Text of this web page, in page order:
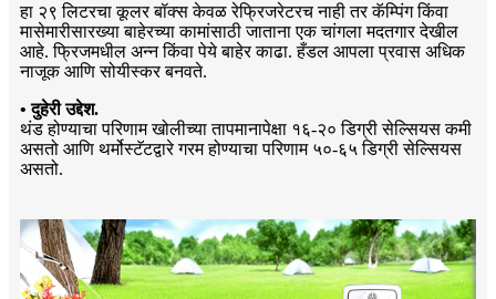
हा २९ लिटरचा कूलर बॉक्स केवळ रेफ्रिजरेटरच नाही तर कॅम्पिंग किंवा
मासेमारीसारख्या बाहेरच्या कामांसाठी जाताना एक चांगला मदतगार देखील
आहे. फ्रिजमधील अन्न किंवा पेये बाहेर काढा. हँडल आपला प्रवास अधिक
नाजूक आणि सोयीस्कर बनवते.
• दुहेरी उद्देश.
थंड होण्याचा परिणाम खोलीच्या तापमानापेक्षा १६-२० डिग्री सेल्सियस कमी
असतो आणि थर्मोस्टॅटद्वारे गरम होण्याचा परिणाम ५०-६५ डिग्री सेल्सियस
असतो.